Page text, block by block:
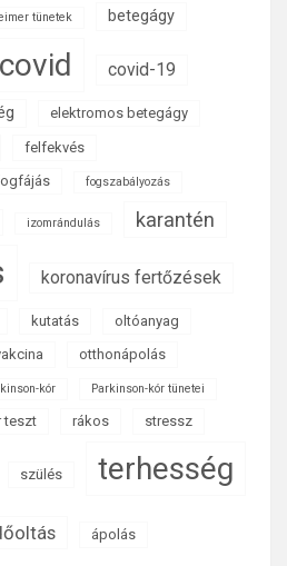
tünetek betegágy
covid covid-19
elektromos betegágy
felfekvés
fogszabályozás
izomrándulás karantén
koronavírus fertőzések
kutatás
oltóanyag
otthonápolás
kór Parkinson-kór tünetei
teszt rákos stressz
szülés terhesség
ápolás